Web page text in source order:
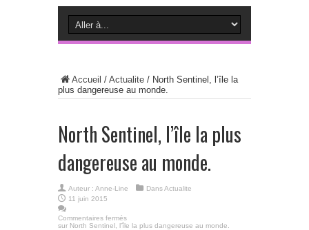
Accueil / Actualite / North Sentinel, l’île la
plus dangereuse au monde.
North Sentinel, l’île la plus
dangereuse au monde.
Auteur : Anne-Line DansActualite
11 juin 2015
Commentaires fermés
sur North Sentinel, l’île la plus dangereuse au monde.